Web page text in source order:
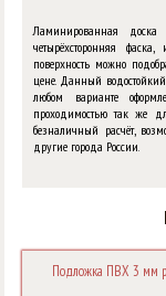
Ламинированная доска
четырёхсторонняя
поверхность можно
цене. Данный водостойкий
любом варианте
проходимостью так же
безналичный расчёт,
другие города России.
Подложка ПВХ 3 мм